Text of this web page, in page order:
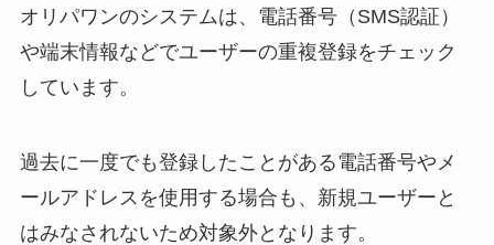
オリパワンのシステムは、電話番号（SMS認証）
や端末情報などでユーザーの重複登録をチェック
しています。
過去に一度でも登録したことがある電話番号やメ
ールアドレスを使用する場合も、新規ユーザーと
はみなされないため対象外となります。